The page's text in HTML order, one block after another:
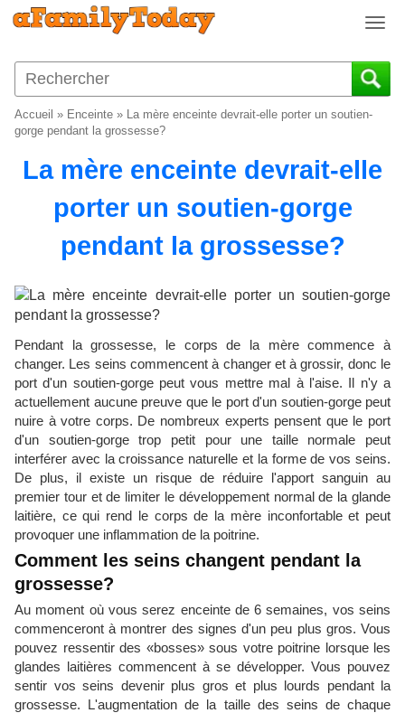
T
g
g
a
v
o
Accueil » Enceinte » La mère enceinte devrait-elle porter un soutien-
gorge pendant la grossesse?
La mère enceinte devrait-elle
porter un soutien-gorge
pendant la grossesse?
Pendant la grossesse, le corps de la mère commence à
changer. Les seins commencent à changer et à grossir, donc le
port d'un soutien-gorge peut vous mettre mal à l'aise. Il n'y a
actuellement aucune preuve que le port d'un soutien-gorge peut
nuire à votre corps. De nombreux experts pensent que le port
d'un soutien-gorge trop petit pour une taille normale peut
interférer avec la croissance naturelle et la forme de vos seins.
De plus, il existe un risque de réduire l'apport sanguin au
premier tour et de limiter le développement normal de la glande
laitière, ce qui rend le corps de la mère inconfortable et peut
provoquer une inflammation de la poitrine.
Comment les seins changent pendant la
grossesse?
Au moment où vous serez enceinte de 6 semaines, vos seins
commenceront à montrer des signes d'un peu plus gros. Vous
pouvez ressentir des «bosses» sous votre poitrine lorsque les
glandes laitières commencent à se développer. Vous pouvez
sentir vos seins devenir plus gros et plus lourds pendant la
grossesse. L'augmentation de la taille des seins de chaque